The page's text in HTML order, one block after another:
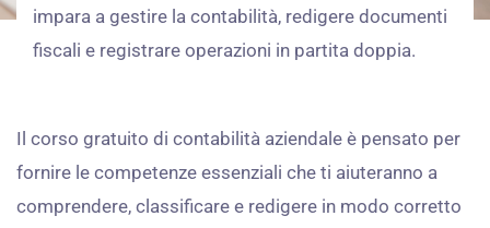
impara a gestire la contabilità, redigere documenti
fiscali e registrare operazioni in partita doppia.
Il corso gratuito di contabilità aziendale è pensato per
fornire le competenze essenziali che ti aiuteranno a
comprendere, classificare e redigere in modo corretto